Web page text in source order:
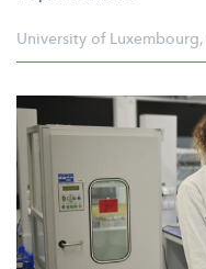
University of Luxembourg,